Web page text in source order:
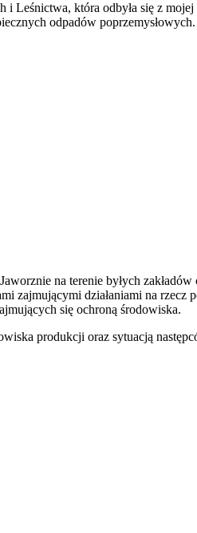
która odbyła się z
odpadów poprzemysłowych.
na terenie byłych
zajmującymi działaniami na
się ochroną środowiska.
produkcji oraz sytuacją